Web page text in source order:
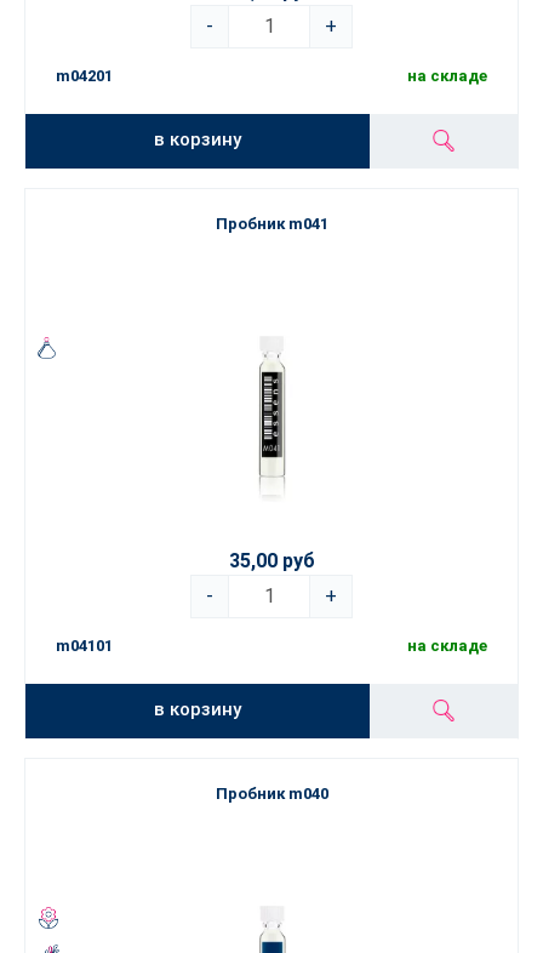
-
+
m04201 на складе
в корзину
Пробник m041
35,00 руб
-
+
m04101 на складе
в корзину
Пробник m040